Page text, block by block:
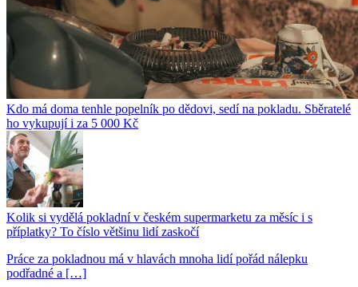
Kdo má doma tenhle popelník po dědovi, sedí na pokladu. Sběratelé
ho vykupují i za 5 000 Kč
Kolik si vydělá pokladní v českém supermarketu za měsíc i s
příplatky? To číslo většinu lidí zaskočí
Práce za pokladnou má v hlavách mnoha lidí pořád nálepku
podřadné a […]